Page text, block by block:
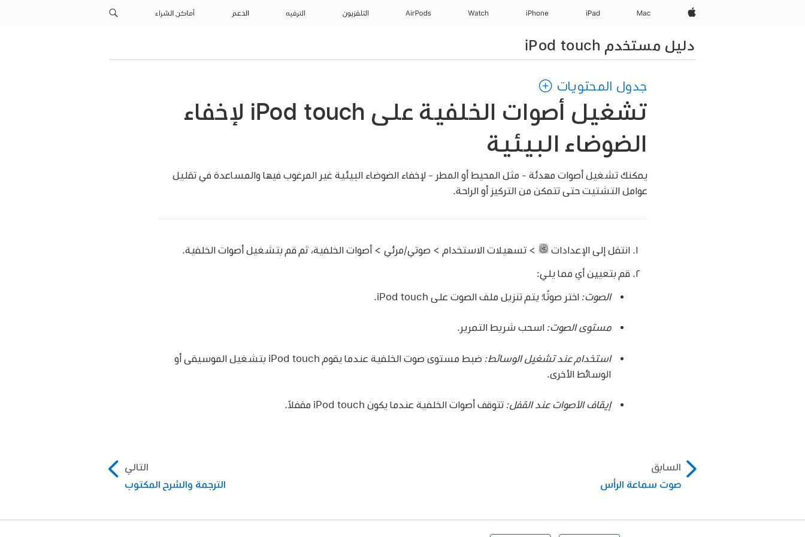
Apple‏
Mac
iPad‏
iPhone
Watch
AirPods التلفزيون الترفيه الدعم أماكن الشراء
دليل مستخدم iPod touch
جدول المحتويات
تشغيل أصوات الخلفية على iPod touch لإخفاء
الضوضاء البيئية
يمكنك تشغيل أصوات مهدئة - مثل المحيط أو المطر - لإخفاء الضوضاء البيئية غير المرغوب فيها والمساعدة في تقليل
عوامل التشتيت حتى تتمكن من التركيز أو الراحة.
انتقل إلى الإعدادات > تسهيلات الاستخدام > صوتي/مرئي > أصوات الخلفية، ثم قم بتشغيل أصوات الخلفية.
قم بتعيين أي مما يلي:
الصوت: اختر صوتًا؛ يتم تنزيل ملف الصوت على iPod touch.
مستوى الصوت: اسحب شريط التمرير.
استخدام عند تشغيل الوسائط:
ضبط مستوى صوت الخلفية عندما يقوم iPod touch بتشغيل الموسيقى أو
الوسائط الأخرى.
إيقاف الأصوات عند القفل: تتوقف أصوات الخلفية عندما يكون iPod touch مقفلاً.
السابق
صوت سماعة الرأس
التالي
الترجمة والشرح المكتوب